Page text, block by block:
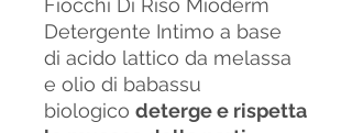
Detergente Intimo a base
di acido lattico da melassa
e olio di babassu
biologico deterge e rispetta